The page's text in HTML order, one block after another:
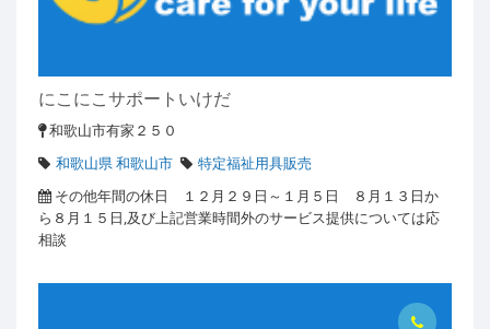
にこにこサポートいけだ
和歌山市有家２５０
和歌山県 和歌山市
特定福祉用具販売
その他年間の休日 １２月２９日～１月５日 ８月１３日か
ら８月１５日,及び上記営業時間外のサービス提供については応
相談